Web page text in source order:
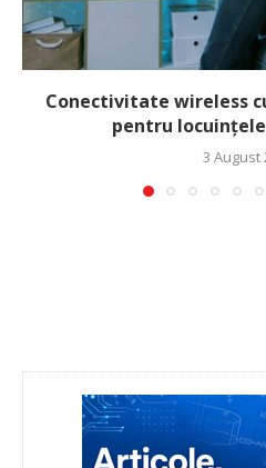
Conectivitate wireless
pentru
3 August